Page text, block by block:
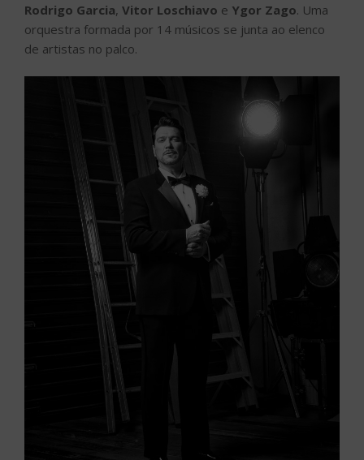
Rodrigo Garcia, Vitor Loschiavo e Ygor Zago. Uma
orquestra formada por 14 músicos se junta ao elenco
de artistas no palco.